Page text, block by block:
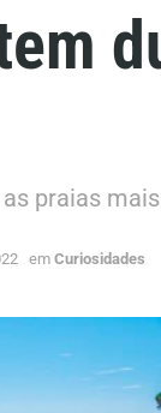
praias
em Curiosidades